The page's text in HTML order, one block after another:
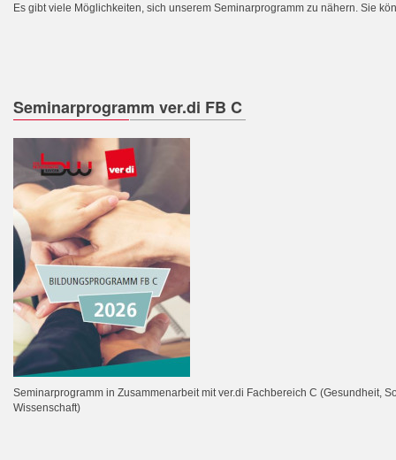
Es gibt viele Möglichkeiten, sich unserem Seminarprogramm zu nähern. Sie
Seminarprogramm ver.di FB C
Seminarprogramm in Zusammenarbeit mit ver.di Fachbereich C (Gesundheit,
Wissenschaft)